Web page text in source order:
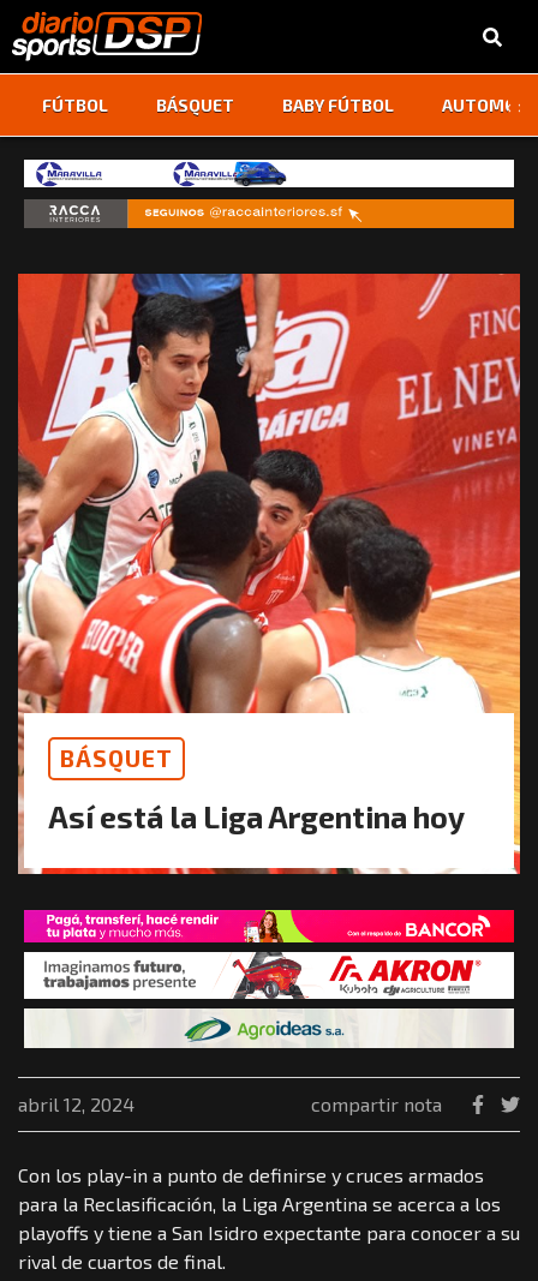
FÚTBOL BÁSQUET BABY FÚTBOL ‹ ›
BÁSQUET
Así está la Liga Argentina hoy
abril 12, 2024 compartir nota
Con los play-in a punto de definirse y cruces armados
para la Reclasificación, la Liga Argentina se acerca a los
playoffs y tiene a San Isidro expectante para conocer a su
rival de cuartos de final.